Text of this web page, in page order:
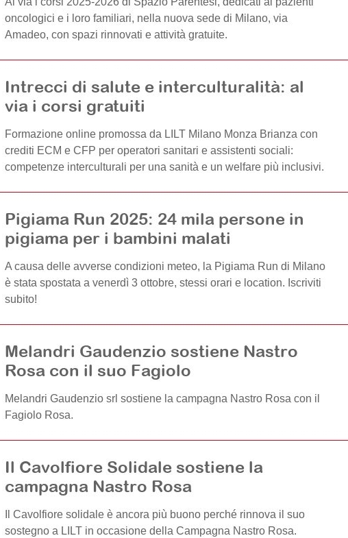
oncologici e i loro familiari, nella nuova sede di Milano, via
Amadeo, con spazi rinnovati e attività gratuite.
Intrecci di salute e interculturalità: al
via i corsi gratuiti
Formazione online promossa da LILT Milano Monza Brianza con
crediti ECM e CFP per operatori sanitari e assistenti sociali:
competenze interculturali per una sanità e un welfare più inclusivi.
Pigiama Run 2025: 24 mila persone in
pigiama per i bambini malati
A causa delle avverse condizioni meteo, la Pigiama Run di Milano
è stata spostata a venerdì 3 ottobre, stessi orari e location. Iscriviti
subito!
Melandri Gaudenzio sostiene Nastro
Rosa con il suo Fagiolo
Melandri Gaudenzio srl sostiene la campagna Nastro Rosa con il
Fagiolo Rosa.
Il Cavolfiore Solidale sostiene la
campagna Nastro Rosa
Il Cavolfiore solidale è ancora più buono perché rinnova il suo
sostegno a LILT in occasione della Campagna Nastro Rosa.